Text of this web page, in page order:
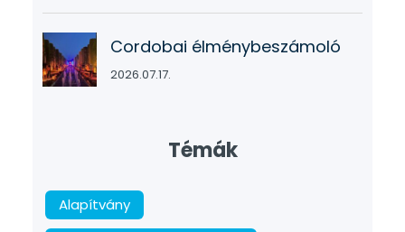
Cordobai élménybeszámoló
2026.07.17.
Témák
Alapítvány